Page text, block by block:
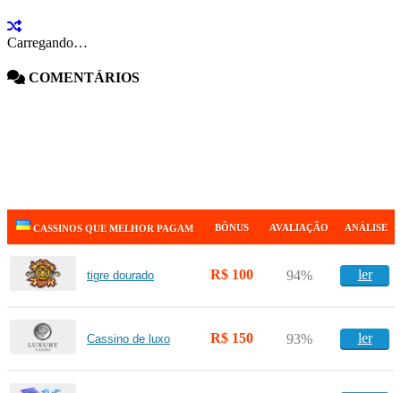
Carregando…
COMENTÁRIOS
CASSINOS QUE MELHOR PAGAM BÔNUS AVALIAÇÃO ANÁLISE
tigre dourado R$ 100 94% ler
Cassino de luxo R$ 150 93% ler